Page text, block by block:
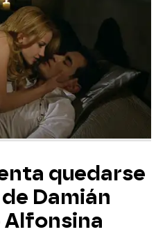
quedarse
Damián
Alfonsina